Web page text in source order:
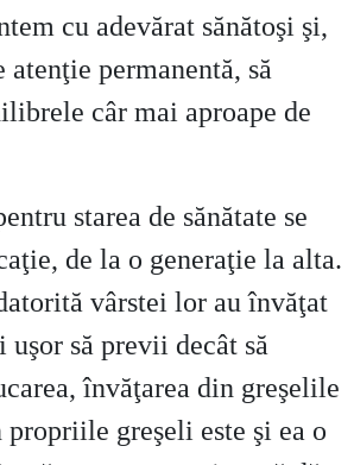
cu adevărat sănătoşi şi,
permanentă, să
câr mai aproape de
starea de sănătate se
de la o generaţie la alta.
vârstei lor au învăţat
uşor să previi decât să
învăţarea din greşelile
greşeli este şi ea o